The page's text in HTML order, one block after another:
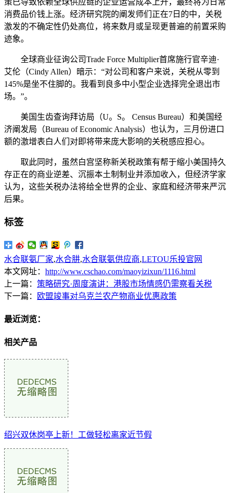
策已导致依赖全球供应链的企业运营成本上升，最终将为日常
消费品价钱上涨。经济研究院的阐发师们正在7日的中，关税
激发的不确定性仍处高位，将来数月或呈现更普遍的前置采购
迹象。
全球商业征询公司Trade Force Multiplier首席施行官辛迪·
艾伦（Cindy Allen）暗示：“对公司和客户来说，关税从零到
145%是坐不住脚的。我看到良多中小型企业选择完全退出市
场。”。
美国生齿查询拜访局（U。S。 Census Bureau）和美国经
济阐发局（Bureau of Economic Analysis）也认为，三月份进口
额的激增表白人们对即将带来庞大影响的关税感应担心。
取此同时，虽然白宫坚称新关税政策有帮于缩小美国持久
存正在的商业逆差、沉振本土制制业并添加收入，但经济学家
认为，这些关税办法将给全世界的企业、家庭和经济带来严沉
后果。
标签
水合联氨厂家,水合肼,水合联氨供应商,LETOU乐投官网
本文网址： http://www.cschao.com/maoyizixun/1116.html
上一篇： 策略研究·周度演讲：港股市场情感仍需察看关税
下一篇：
欧盟竣事对乌克兰农产物商业优惠政策
最近浏览：
相关产品
绍兴双休岗亭上新！工做轻松离家近节假